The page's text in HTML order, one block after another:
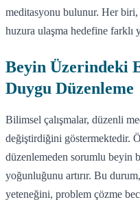
meditasyonu bulunur. Her
huzura ulaşma hedefine farklı
Beyin Üzerindeki
Duygu Düzenleme
Bilimsel çalışmalar, düzenli
değiştirdiğini göstermektedir.
düzenlemeden sorumlu beyin
yoğunluğunu artırır. Bu
yeteneğini, problem çözme